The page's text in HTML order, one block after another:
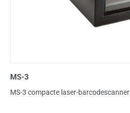
MS-3
MS-3 compacte laser-barcodescanner